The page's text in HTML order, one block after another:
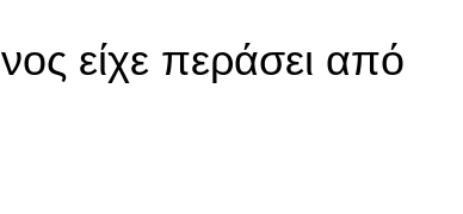
είχε περάσει από